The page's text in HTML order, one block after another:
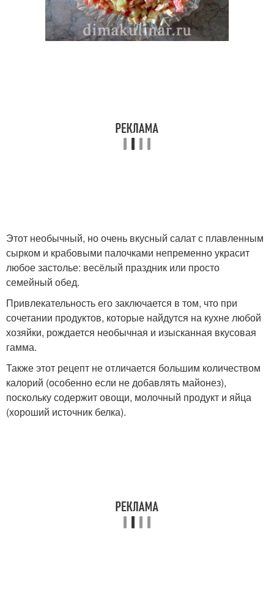
Салаты с плавленым
Салат с кукурузой Салат без яиц
Салат с овощами
Этот необычный, но очень вкусный салат с плавленным
сырком и крабовыми палочками непременно украсит
любое застолье: весёлый праздник или просто
семейный обед.
Привлекательность его заключается в том, что при
сочетании продуктов, которые найдутся на кухне любой
хозяйки, рождается необычная и изысканная вкусовая
гамма.
Также этот рецепт не отличается большим количеством
калорий (особенно если не добавлять майонез),
поскольку содержит овощи, молочный продукт и яйца
(хороший источник белка).